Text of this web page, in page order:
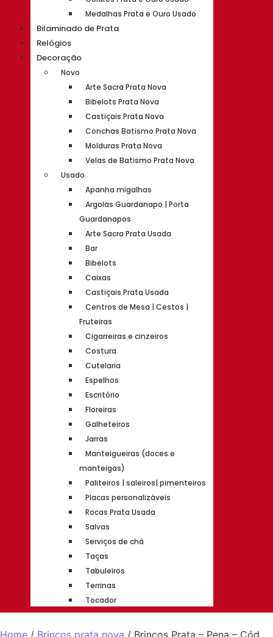
Medalhas Prata e Ouro Usado
Bilaminado de Prata
Relógios
Decoração
Novo
Arte Sacra Prata Nova
Bibelots Prata Nova
Castiçais Prata Nova
Conchas Batismo Prata Nova
Molduras Prata Nova
Velas de Batismo Prata Nova
Usado
Apanha migalhas
Argolas Guardanapo | Porta
Guardanapos
Arte Sacra Prata Usada
Bar
Bibelots
Caixas
Castiçais Prata Usada
Centros de Mesa | Cestos |
Fruteiras
Cigarreiras e cinzeiros
Costura
Cutelaria
Espelhos
Escritório
Floreiras
Galheteiros
Jarras
Manteigueiras (doces e
manteigas)
Paliteiros | saleiros| pimenteiros
Placas personalizáveis
Rocas Prata Usada
Salvas
Serviços de chá
Taças
Tabuleiros
Terrinas
Tocador
Home / Brincos prata nova / Brincos Prata – Pena – Cód.